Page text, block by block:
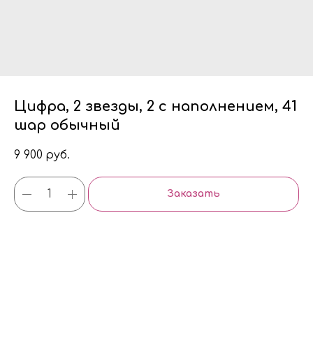
Цифра, 2 звезды, 2 с наполнением, 41
шар обычный
9 900 руб.
Заказать